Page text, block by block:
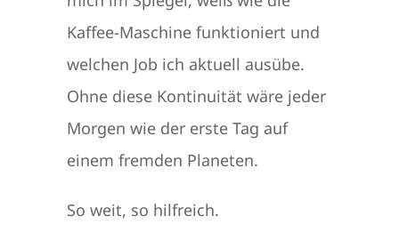
Kaffee-Maschine funktioniert und
welchen Job ich aktuell ausübe.
Ohne diese Kontinuität wäre jeder
Morgen wie der erste Tag auf
einem fremden Planeten.
So weit, so hilfreich.